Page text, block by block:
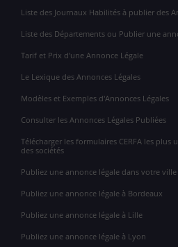
Liste des Journaux Habilités à publier des
Liste des Départements ou Publier une
Tarif et Prix d'une Annonce Légale
Le Lexique des Annonces Légales
Modèles et Exemples d'Annonces Légales
Consulter les Annonces Légales Publiées
Télécharger les formulaires CERFA les
des sociétés
Publiez une annonce légale dans votre ville
Publiez une annonce légale à Bordeaux
Publiez une annonce légale à Lille
Publiez une annonce légale à Lyon